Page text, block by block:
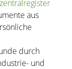
aus
durch
und